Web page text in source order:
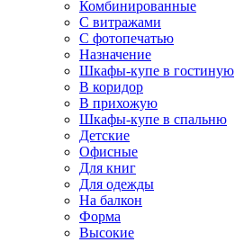
Комбинированные
С витражами
С фотопечатью
Назначение
Шкафы-купе в гостиную
В коридор
В прихожую
Шкафы-купе в спальню
Детские
Офисные
Для книг
Для одежды
На балкон
Форма
Высокие